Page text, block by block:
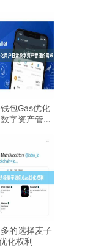
包Gas优化
字资产管理
的选择麦子
化权利